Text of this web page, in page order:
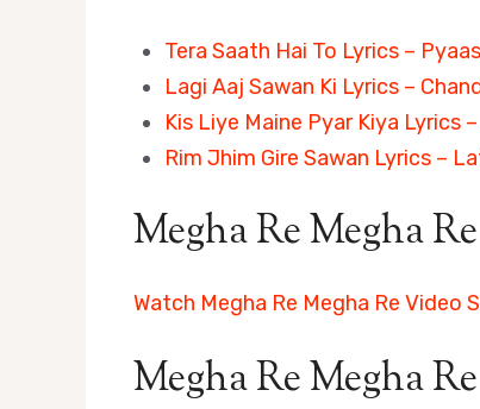
Tera Saath Hai To Lyrics –
Lagi Aaj Sawan Ki Lyrics –
Kis Liye Maine Pyar Kiya Lyrics
Rim Jhim Gire Sawan Lyrics –
Megha Re Megha
Watch Megha Re Megha Re Video
Megha Re Megha